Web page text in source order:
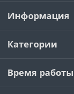
Информация
Категории
Время работы